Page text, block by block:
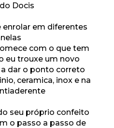
Docis
enrolar em diferentes
com o que tem
eu trouxe um novo
dar o ponto correto
ceramica, inox e na
seu próprio confeito
o passo a passo de